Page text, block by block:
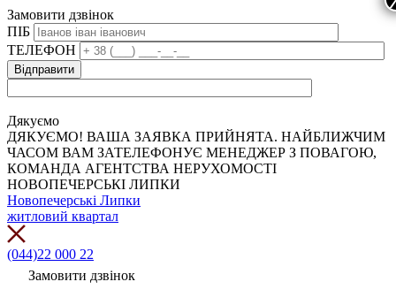
Замовити дзвінок
ПІБ
ТЕЛЕФОН
Дякуємо
ДЯКУЄМО! ВАША ЗАЯВКА ПРИЙНЯТА. НАЙБЛИЖЧИМ
ЧАСОМ ВАМ ЗАТЕЛЕФОНУЄ МЕНЕДЖЕР З ПОВАГОЮ,
КОМАНДА АГЕНТСТВА НЕРУХОМОСТІ
НОВОПЕЧЕРСЬКІ ЛИПКИ
Новопечерські Липки
житловий квартал
(044)22 000 22
Замовити дзвінок